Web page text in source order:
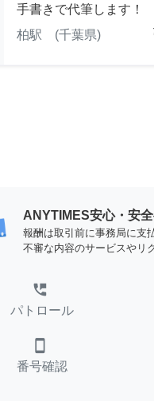
手書きで代筆します！
柏駅 (千葉県)
ANYTIMES安心・安
報酬は取引前に事務局に支
不審な内容のサービスやリ
perm_phone_msg
パトロール
smartphone
番号確認